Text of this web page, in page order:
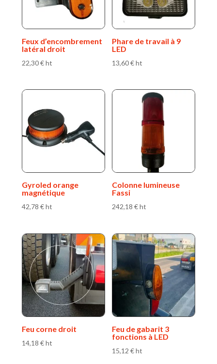
Feux d’encombrement
latéral droit
22,30€ht
Phare de travail à 9
LED
13,60€ht
Gyroled orange
magnétique
42,78 €ht
Colonne lumineuse
Fassi
242,18€ht
Feu corne droit
14,18 €ht
Feu de gabarit 3
fonctions à LED
15,12€ht